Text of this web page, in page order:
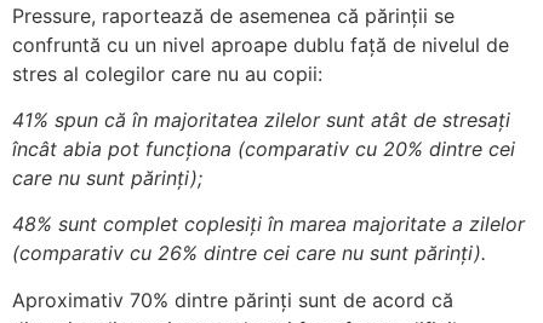
Pressure, raportează de asemenea că părinții se
confruntă cu un nivel aproape dublu față de nivelul de
stres al colegilor care nu au copii:
41% spun că în majoritatea zilelor sunt atât de stresați
încât abia pot funcționa (comparativ cu 20% dintre cei
care nu sunt părinți);
48% sunt complet coplesiți în marea majoritate a zilelor
(comparativ cu 26% dintre cei care nu sunt părinți).
Aproximativ 70% dintre părinți sunt de acord că